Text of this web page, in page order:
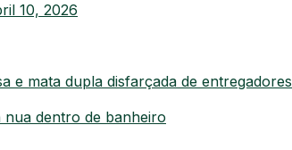
10, 2026
e mata dupla disfarçada de entregadores
dentro de banheiro